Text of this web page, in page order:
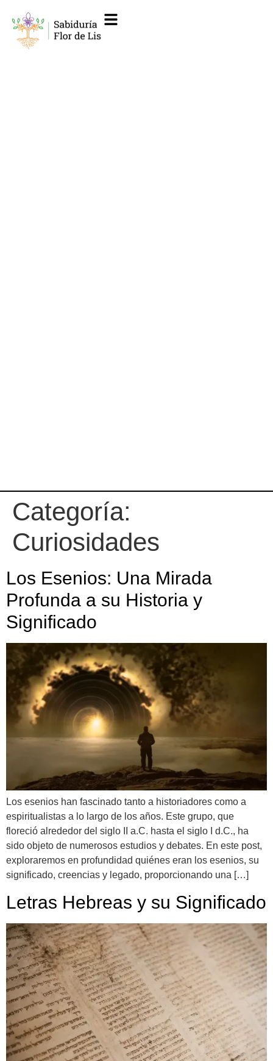
Categoría:
Curiosidades
Los Esenios: Una Mirada
Profunda a su Historia y
Significado
Los esenios han fascinado tanto a historiadores como a
espiritualistas a lo largo de los años. Este grupo, que
floreció alrededor del siglo II a.C. hasta el siglo I d.C., ha
sido objeto de numerosos estudios y debates. En este post,
exploraremos en profundidad quiénes eran los esenios, su
significado, creencias y legado, proporcionando una […]
Letras Hebreas y su Significado